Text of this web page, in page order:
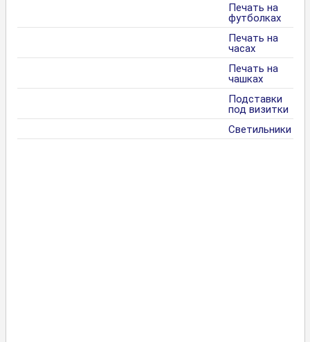
Печать на
футболках
Печать на
часах
Печать на
чашках
Подставки
под визитки
Светильники